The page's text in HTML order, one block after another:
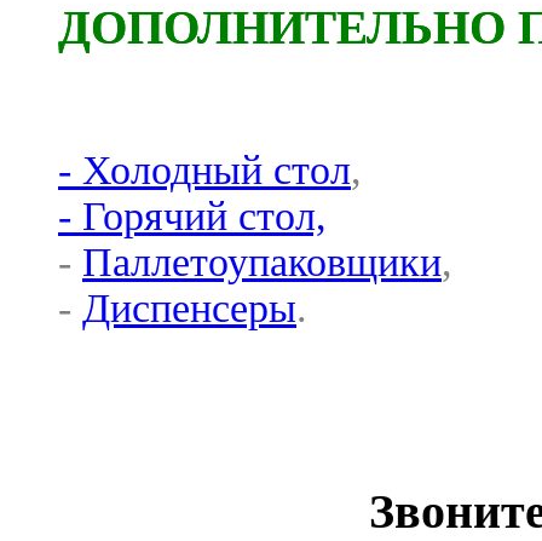
ДОПОЛНИТЕЛЬНО
- Холодный стол,
- Горячий стол,
- Паллетоупаковщики,
- Диспенсеры.